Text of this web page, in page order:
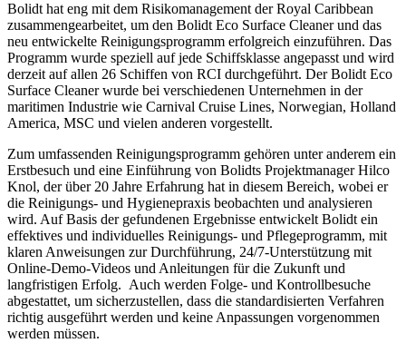
Bolidt hat eng mit dem Risikomanagement der Royal Caribbean
zusammengearbeitet, um den Bolidt Eco Surface Cleaner und das
neu entwickelte Reinigungsprogramm erfolgreich einzuführen. Das
Programm wurde speziell auf jede Schiffsklasse angepasst und wird
derzeit auf allen 26 Schiffen von RCI durchgeführt. Der Bolidt Eco
Surface Cleaner wurde bei verschiedenen Unternehmen in der
maritimen Industrie wie Carnival Cruise Lines, Norwegian, Holland
America, MSC und vielen anderen vorgestellt.
Zum umfassenden Reinigungsprogramm gehören unter anderem ein
Erstbesuch und eine Einführung von Bolidts Projektmanager Hilco
Knol, der über 20 Jahre Erfahrung hat in diesem Bereich, wobei er
die Reinigungs- und Hygienepraxis beobachten und analysieren
wird. Auf Basis der gefundenen Ergebnisse entwickelt Bolidt ein
effektives und individuelles Reinigungs- und Pflegeprogramm, mit
klaren Anweisungen zur Durchführung, 24/7-Unterstützung mit
Online-Demo-Videos und Anleitungen für die Zukunft und
langfristigen Erfolg. Auch werden Folge- und Kontrollbesuche
abgestattet, um sicherzustellen, dass die standardisierten Verfahren
richtig ausgeführt werden und keine Anpassungen vorgenommen
werden müssen.